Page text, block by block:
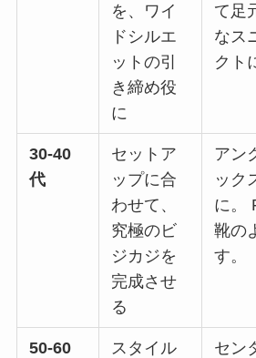
を、ワイ
ドシルエ
ットの引
き締め役
に
て足
なス
クト
30-40
代
セットア
ップに合
わせて、
究極のビ
ジカジを
完成させ
る
アン
ック
に。
靴の
す。
50-60
スタイル
セン